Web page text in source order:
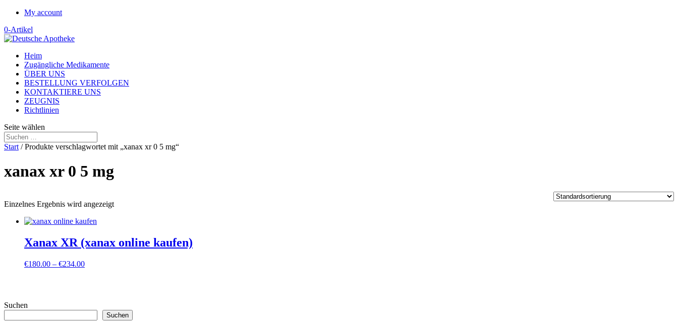
My account
0-Artikel
Heim
Zugängliche Medikamente
ÜBER UNS
BESTELLUNG VERFOLGEN
KONTAKTIERE UNS
ZEUGNIS
Richtlinien
Seite wählen
Start / Produkte verschlagwortet mit „xanax xr 0 5 mg“
xanax xr 0 5 mg
Einzelnes Ergebnis wird angezeigt
Xanax XR (xanax online kaufen)
€180.00 – €234.00Preisspanne:
Suchen
Suchen